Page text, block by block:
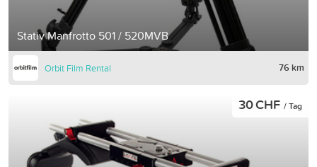
Stativ Manfrotto 501 / 520MVB
Orbit Film Rental 76 km
30 CHF / Tag